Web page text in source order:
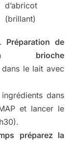
d’abricot
(brillant)
Préparation de
brioche
le lait avec
dans
et lancer le
préparez la